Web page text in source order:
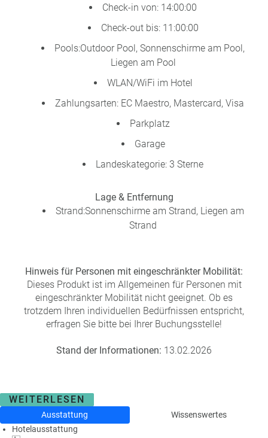
Check-in von: 14:00:00
Check-out bis: 11:00:00
Pools:Outdoor Pool, Sonnenschirme am Pool,
Liegen am Pool
WLAN/WiFi im Hotel
Zahlungsarten: EC Maestro, Mastercard, Visa
Parkplatz
Garage
Landeskategorie: 3 Sterne
Lage & Entfernung
Strand:Sonnenschirme am Strand, Liegen am
Strand
Hinweis für Personen mit eingeschränkter Mobilität:
Dieses Produkt ist im Allgemeinen für Personen mit
eingeschränkter Mobilität nicht geeignet. Ob es
trotzdem Ihren individuellen Bedürfnissen entspricht,
erfragen Sie bitte bei Ihrer Buchungsstelle!
Stand der Informationen: 13.02.2026
WEITERLESEN
Ausstattung
Wissenswertes
Hotelausstattung